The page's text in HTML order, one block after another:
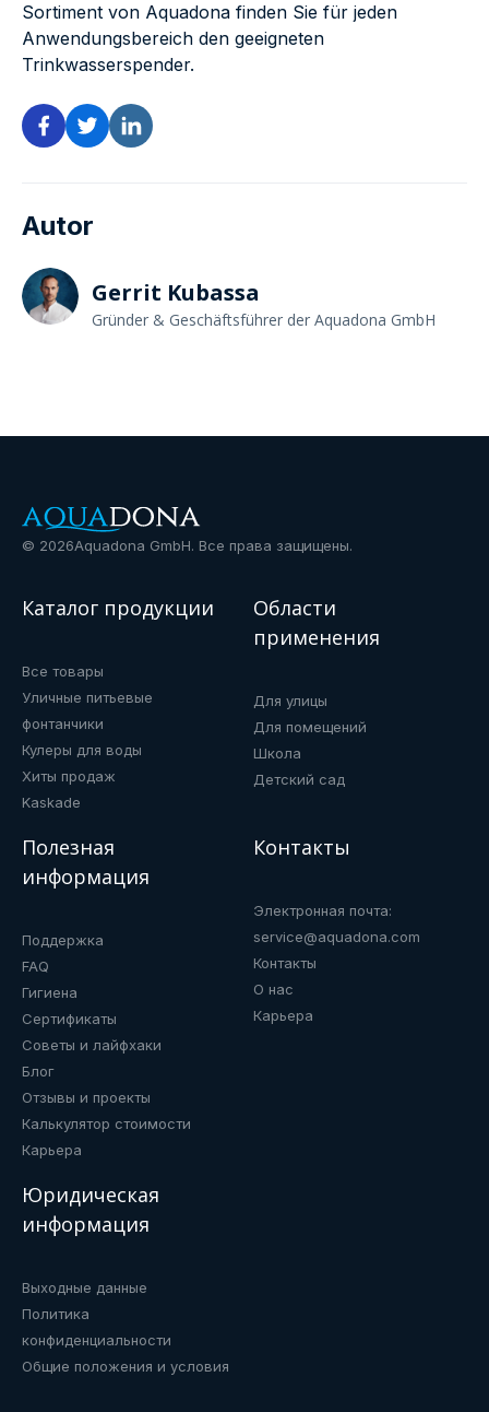
Sortiment von Aquadona finden Sie für jeden
Anwendungsbereich den geeigneten
Trinkwasserspender.
Autor
Gerrit Kubassa
Gründer & Geschäftsführer der Aquadona GmbH
© 2026Aquadona GmbH. Все права защищены.
Каталог продукции
Все товары
Уличные питьевые
фонтанчики
Кулеры для воды
Хиты продаж
Kaskade
Области
применения
Для улицы
Для помещений
Школа
Детский сад
Полезная
информация
Поддержка
FAQ
Гигиена
Сертификаты
Советы и лайфхаки
Блог
Отзывы и проекты
Калькулятор стоимости
Карьера
Контакты
Электронная почта:
service@aquadona.com
Контакты
О нас
Карьера
Юридическая
информация
Выходные данные
Политика
конфиденциальности
Общие положения и условия